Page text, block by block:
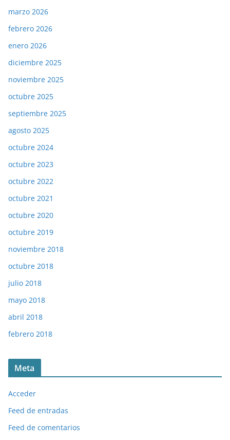
marzo 2026
febrero 2026
enero 2026
diciembre 2025
noviembre 2025
octubre 2025
septiembre 2025
agosto 2025
octubre 2024
octubre 2023
octubre 2022
octubre 2021
octubre 2020
octubre 2019
noviembre 2018
octubre 2018
julio 2018
mayo 2018
abril 2018
febrero 2018
Meta
Acceder
Feed de entradas
Feed de comentarios